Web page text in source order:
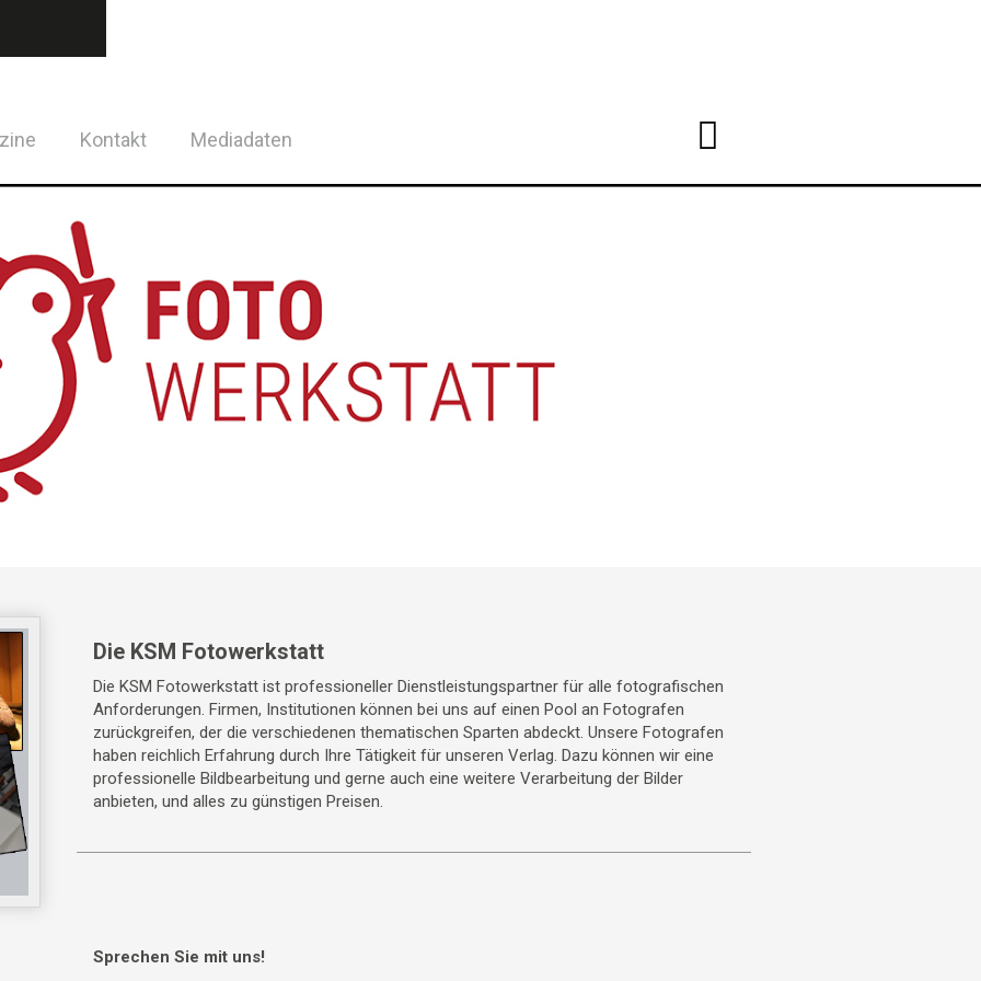
Kontakt Mediadaten
Die KSM Fotowerkstatt
Die KSM Fotowerkstatt ist professioneller Dienstleistungspartner für alle fotografischen
Anforderungen. Firmen, Institutionen können bei uns auf einen Pool an Fotografen
zurückgreifen, der die verschiedenen thematischen Sparten abdeckt. Unsere Fotografen
haben reichlich Erfahrung durch Ihre Tätigkeit für unseren Verlag. Dazu können wir eine
professionelle Bildbearbeitung und gerne auch eine weitere Verarbeitung der Bilder
anbieten, und alles zu günstigen Preisen.
Sprechen Sie mit uns!